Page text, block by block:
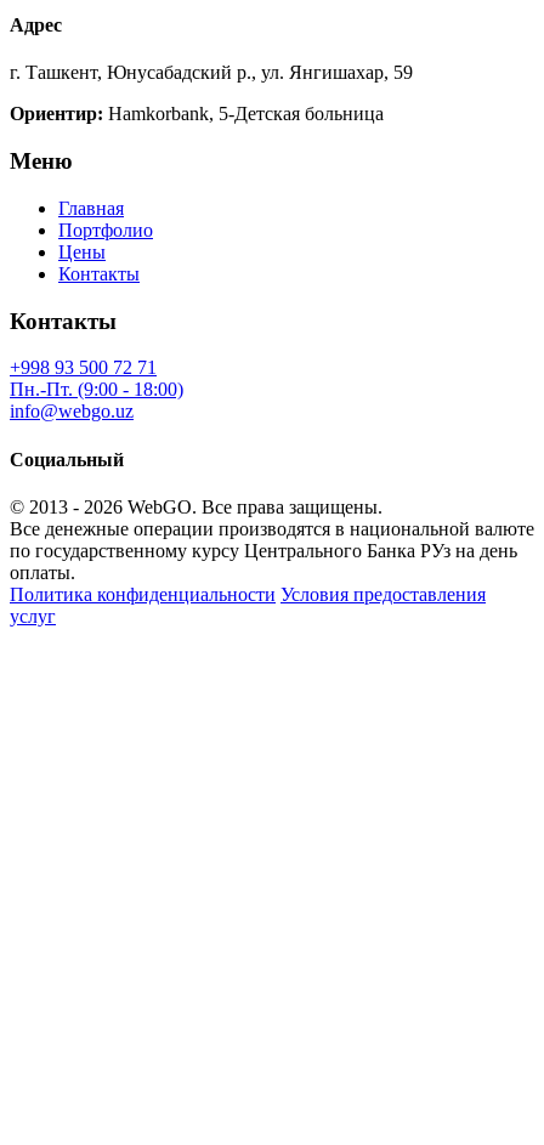
Адрес
г. Ташкент, Юнусабадский р., ул. Янгишахар, 59
Ориентир: Hamkorbank, 5-Детская больница
Меню
Главная
Портфолио
Цены
Контакты
Контакты
+998 93 500 72 71
Пн.-Пт. (9:00 - 18:00)
info@webgo.uz
Социальный
© 2013 - 2026 WebGO. Все права защищены.
Все денежные операции производятся в национальной валюте
по государственному курсу Центрального Банка РУз на день
оплаты.
Политика конфиденциальности Условия предоставления
услуг